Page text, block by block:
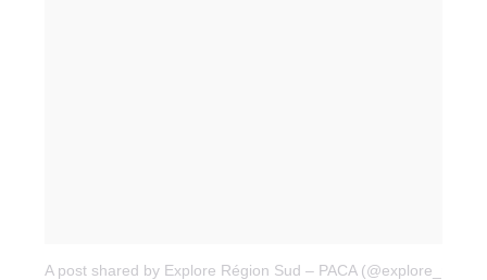
A post shared by Explore Région Sud – PACA